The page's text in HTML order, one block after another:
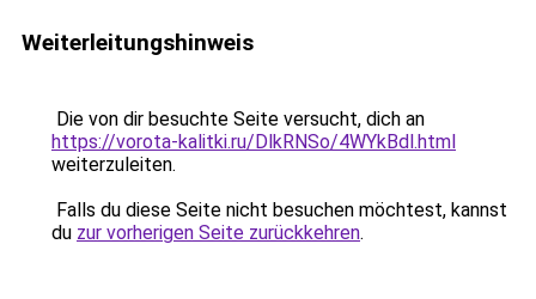
Weiterleitungshinweis
Die von dir besuchte Seite versucht, dich an
https://vorota-kalitki.ru/DlkRNSo/4WYkBdl.html
weiterzuleiten.
Falls du diese Seite nicht besuchen möchtest, kannst
du zur vorherigen Seite zurückkehren.